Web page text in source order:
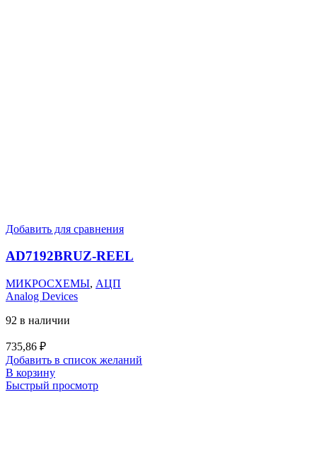
Добавить для сравнения
AD7192BRUZ-REEL
МИКРОСХЕМЫ, АЦП
Analog Devices
92 в наличии
735,86 ₽
Добавить в список желаний
В корзину
Быстрый просмотр